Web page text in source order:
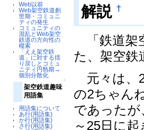
Web以前
Web架空鉄道創
世期・コミュニ
ティの発生
コミュニティの
混乱とWeb架空
鉄道の方向性の
模索
「ええ架空鉄
道」に対する揺
り戻しとコミュ
ニティ円熟期→
個別分散化
↑
架空鉄道趣味
用語集
用語集について
あ行(用語集)
か行(用語集)
さ行(用語集)
解説 †
「鉄道架
た、架空鉄
元々は、
の2ちゃん
であったが
～25日に